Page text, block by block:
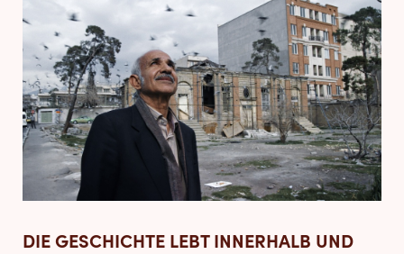
DIE GESCHICHTE LEBT INNERHALB UND